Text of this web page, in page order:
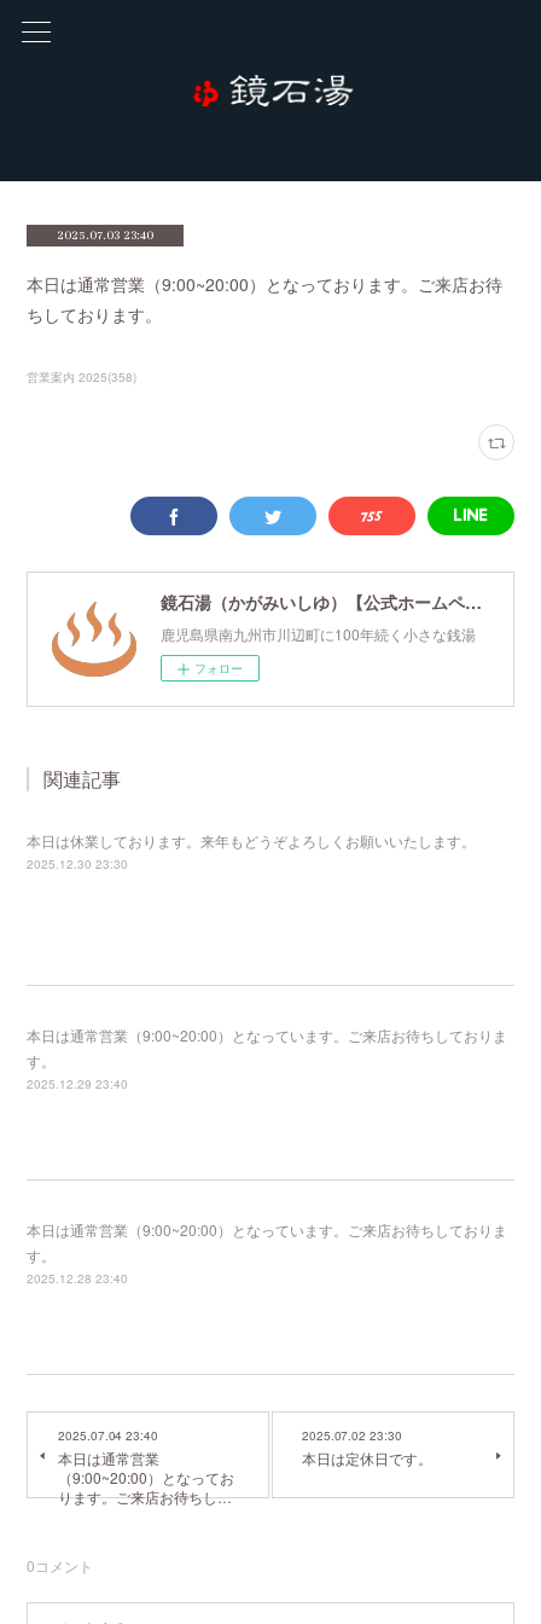
2025.07.03 23:40
本日は通常営業（9:00~20:00）となっております。ご来店お待
ちしております。
営業案内 2025(358)
鏡石湯（かがみいしゆ）【公式ホームページ】
鹿児島県南九州市川辺町に100年続く小さな銭湯
フォロー
関連記事
本日は休業しております。来年もどうぞよろしくお願いいたします。
2025.12.30 23:30
本日は通常営業（9:00~20:00）となっています。ご来店お待ちしておりま
す。
2025.12.29 23:40
本日は通常営業（9:00~20:00）となっています。ご来店お待ちしておりま
す。
2025.12.28 23:40
2025.07.04 23:40
本日は通常営業
（9:00~20:00）となってお
ります。ご来店お待ちし…
2025.07.02 23:30
本日は定休日です。
0コメント